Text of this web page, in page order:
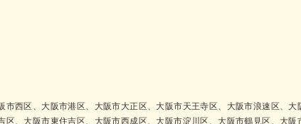
西区、大阪市港区、大阪市大正区、大阪市天王寺区、大阪市浪速区、
、大阪市東住吉区、大阪市西成区、大阪市淀川区、大阪市鶴見区、大